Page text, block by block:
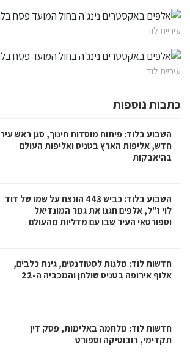
עיריית לוד
עיריית לוד
כתבות נוספות
השבוע בלוד: פיתוח מוסדות חינוך, סגן ראש עיר
חדש, אליפות הארץ בטניס ואליפות העולם
בהיאבקות
השבוע בלוד: כביש 443 הונצח על שמו של דוד
לוי ז"ל, אלפים חגגו את גמר המונדיאל
וספורטאי העיר שבו עם מדליות מהעולם
חדשות לוד: מלגות לסטודנטים, גינת כלבים,
אלוף אירופה בטניס שולחן והמכביה ה-22
חדשות לוד: מלחמה באלימות, פסק דין
תקדימי, רובוטיקה וספורט